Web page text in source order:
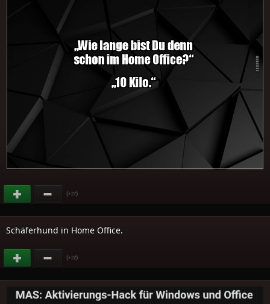
(+27)
Schäferhund in Home Office.
(+22)